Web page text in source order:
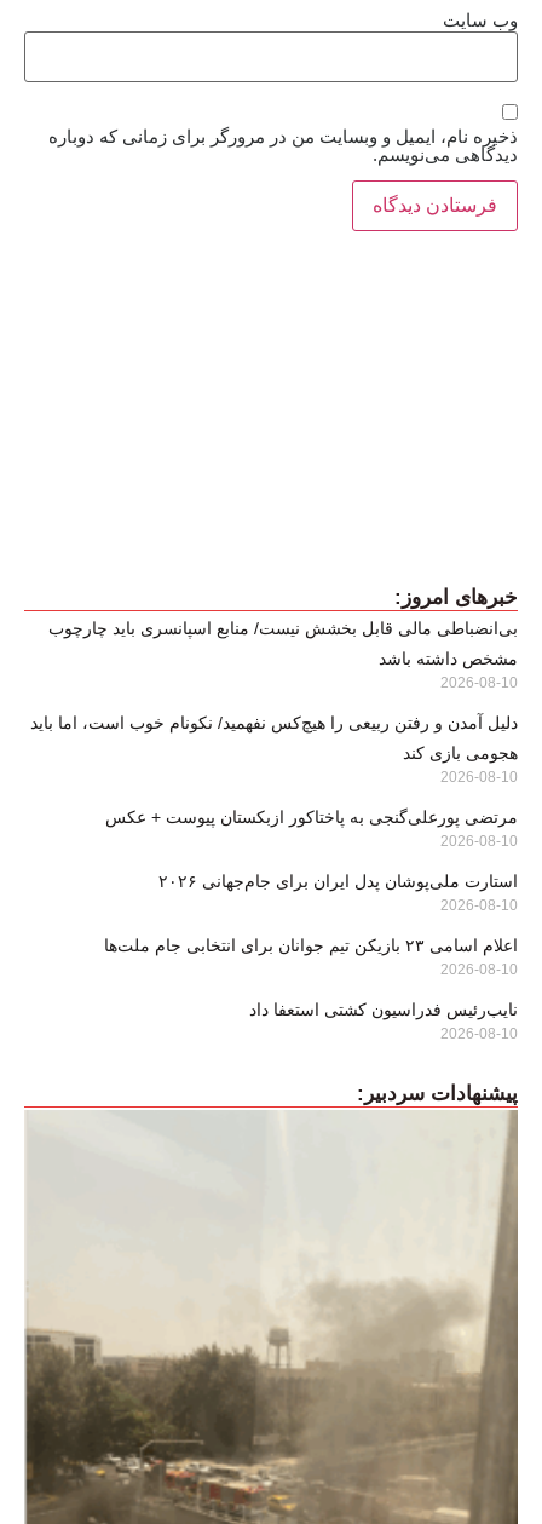
وب‌ سایت
ذخیره نام، ایمیل و وبسایت من در مرورگر برای زمانی که دوباره
دیدگاهی می‌نویسم.
خبرهای امروز:
بی‌انضباطی مالی قابل بخشش نیست/ منابع اسپانسری باید چارچوب
مشخص داشته باشد
2026-08-10
دلیل آمدن و رفتن ربیعی را هیچ‌کس نفهمید/ نکونام خوب است، اما باید
هجومی بازی کند
2026-08-10
مرتضی پورعلی‌گنجی به پاختاکور ازبکستان پیوست + عکس
2026-08-10
استارت ملی‌پوشان پدل ایران برای جام‌جهانی ۲۰۲۶
2026-08-10
اعلام اسامی ۲۳ بازیکن تیم جوانان برای انتخابی جام ملت‌ها
2026-08-10
نایب‌رئیس فدراسیون کشتی استعفا داد
2026-08-10
پیشنهادات سردبیر: